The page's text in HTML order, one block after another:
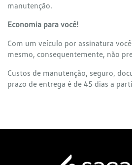
manutenção.
Economia para você!
Com um veículo por assinatura
mesmo, consequentemente, não
Custos de manutenção, seguro,
prazo de entrega é de 45 dias a